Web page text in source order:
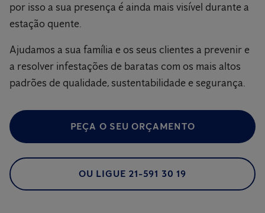
por isso a sua presença é ainda mais visível durante a
estação quente.
Ajudamos a sua família e os seus clientes a prevenir e
a resolver infestações de baratas com os mais altos
padrões de qualidade, sustentabilidade e segurança.
PEÇA O SEU ORÇAMENTO
OU LIGUE 21-591 30 19